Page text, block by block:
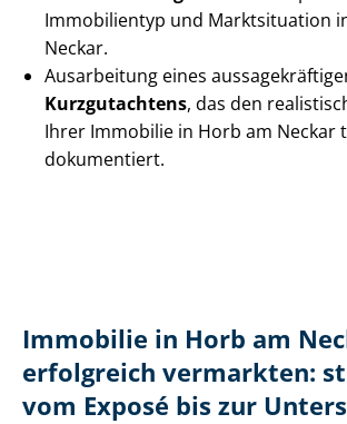
Immobilientyp und Marktsituation
Neckar.
Ausarbeitung eines
Kurzgutachtens, das den
Ihrer Immobilie in Horb am Neckar
dokumentiert.
Immobilie in Horb am
erfolgreich vermarkten:
vom Exposé bis zur